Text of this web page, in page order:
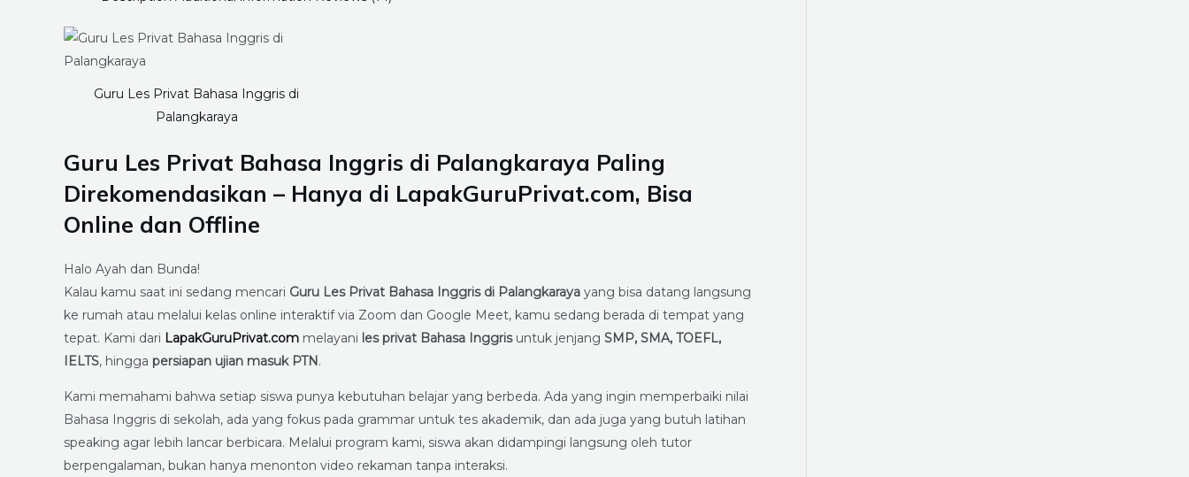
Guru Les Privat Bahasa Inggris di
Palangkaraya
Guru Les Privat Bahasa Inggris di Palangkaraya Paling
Direkomendasikan – Hanya di LapakGuruPrivat.com, Bisa
Online dan Offline
Halo Ayah dan Bunda!
Kalau kamu saat ini sedang mencari Guru Les Privat Bahasa Inggris di Palangkaraya yang bisa datang langsung
ke rumah atau melalui kelas online interaktif via Zoom dan Google Meet, kamu sedang berada di tempat yang
tepat. Kami dari LapakGuruPrivat.com melayani les privat Bahasa Inggrisuntuk jenjang SMP, SMA, TOEFL,
IELTS, hingga persiapan ujian masuk PTN.
Kami memahami bahwa setiap siswa punya kebutuhan belajar yang berbeda. Ada yang ingin memperbaiki nilai
Bahasa Inggris di sekolah, ada yang fokus pada grammar untuk tes akademik, dan ada juga yang butuh latihan
speaking agar lebih lancar berbicara. Melalui program kami, siswa akan didampingi langsung oleh tutor
berpengalaman, bukan hanya menonton video rekaman tanpa interaksi.